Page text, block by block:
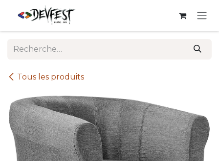
Se rendre au contenu
Tous les produits